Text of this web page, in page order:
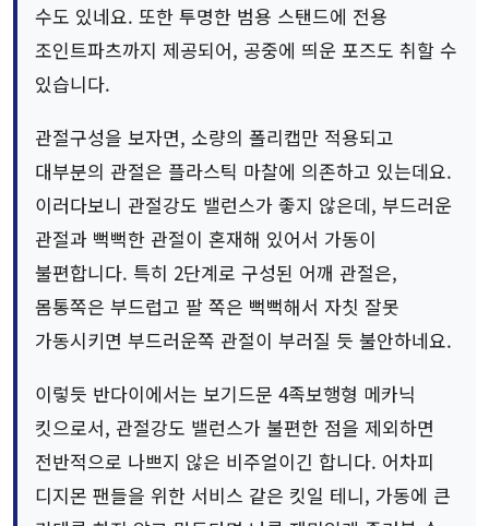
수도 있네요. 또한 투명한 범용 스탠드에 전용
조인트파츠까지 제공되어, 공중에 띄운 포즈도 취할 수
있습니다.
관절구성을 보자면, 소량의 폴리캡만 적용되고
대부분의 관절은 플라스틱 마찰에 의존하고 있는데요.
이러다보니 관절강도 밸런스가 좋지 않은데, 부드러운
관절과 뻑뻑한 관절이 혼재해 있어서 가동이
불편합니다. 특히 2단계로 구성된 어깨 관절은,
몸통쪽은 부드럽고 팔 쪽은 뻑뻑해서 자칫 잘못
가동시키면 부드러운쪽 관절이 부러질 듯 불안하네요.
이렇듯 반다이에서는 보기드문 4족보행형 메카닉
킷으로서, 관절강도 밸런스가 불편한 점을 제외하면
전반적으로 나쁘지 않은 비주얼이긴 합니다. 어차피
디지몬 팬들을 위한 서비스 같은 킷일 테니, 가동에 큰